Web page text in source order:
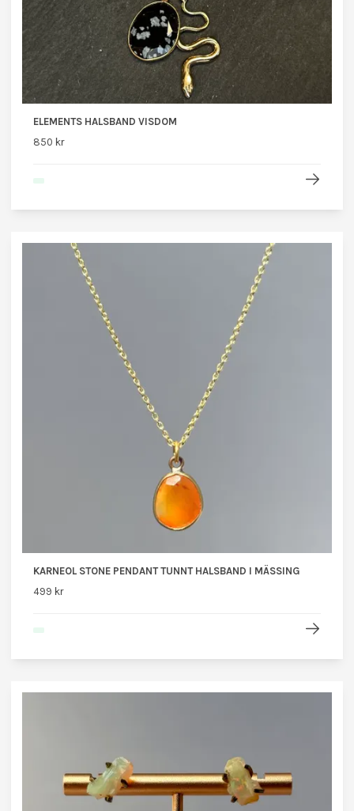
ELEMENTS HALSBAND VISDOM
850 kr
KARNEOL STONE PENDANT TUNNT HALSBAND I MÄSSING
499 kr